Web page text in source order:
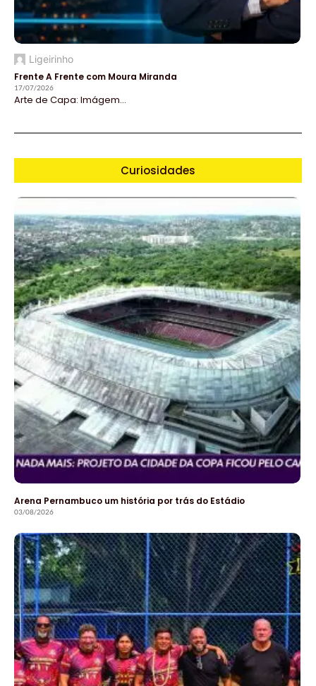
Ligeirinho
Frente A Frente com Moura Miranda
17/07/2026
Arte de Capa: Imágem...
Curiosidades
Arena Pernambuco um história por trás do Estádio
03/08/2026